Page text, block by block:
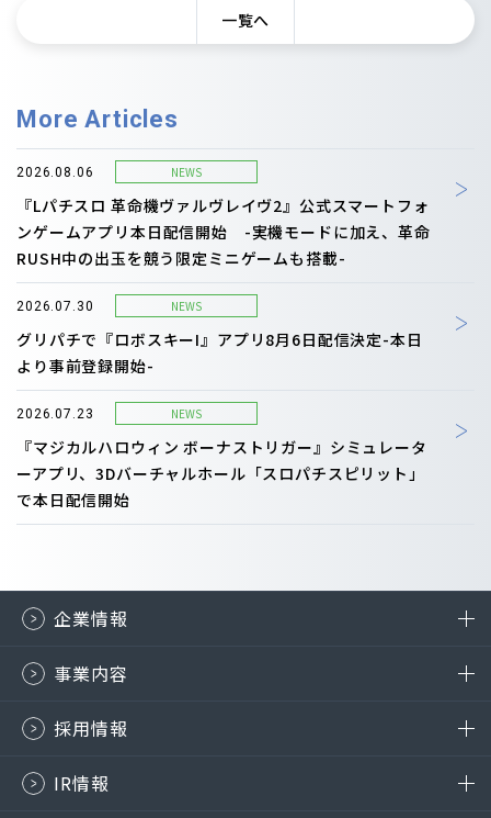
一覧へ
More Articles
2026.08.06 NEWS
『Lパチスロ 革命機ヴァルヴレイヴ2』公式スマートフォ
ンゲームアプリ本日配信開始 -実機モードに加え、革命
RUSH中の出玉を競う限定ミニゲームも搭載-
2026.07.30 NEWS
グリパチで『ロボスキーI』アプリ8月6日配信決定-本日
より事前登録開始-
2026.07.23 NEWS
『マジカルハロウィン ボーナストリガー』シミュレータ
ーアプリ、3Dバーチャルホール「スロパチスピリット」
で本日配信開始
企業情報
事業内容
採用情報
IR情報